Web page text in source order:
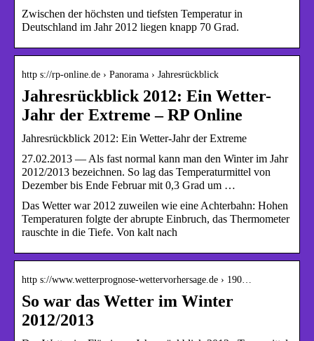
Zwischen der höchsten und tiefsten Temperatur in
Deutschland im Jahr 2012 liegen knapp 70 Grad.
http s://rp-online.de › Panorama › Jahresrückblick
Jahresrückblick 2012: Ein Wetter-
Jahr der Extreme – RP Online
Jahresrückblick 2012: Ein Wetter-Jahr der Extreme
27.02.2013 — Als fast normal kann man den Winter im Jahr
2012/2013 bezeichnen. So lag das Temperaturmittel von
Dezember bis Ende Februar mit 0,3 Grad um …
Das Wetter war 2012 zuweilen wie eine Achterbahn: Hohen
Temperaturen folgte der abrupte Einbruch, das Thermometer
rauschte in die Tiefe. Von kalt nach
http s://www.wetterprognose-wettervorhersage.de › 190…
So war das Wetter im Winter
2012/2013